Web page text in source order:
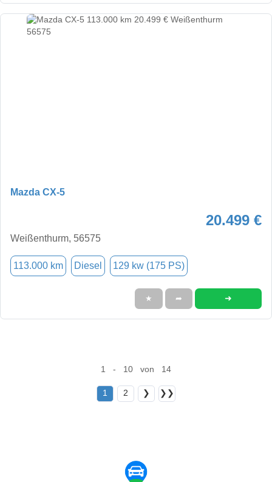
Mazda CX-5
20.499 €
Weißenthurm, 56575
113.000 km Diesel 129 kw (175 PS)
★ ➦ ➜
1 - 10 von 14
1 2 ❯ ❯❯